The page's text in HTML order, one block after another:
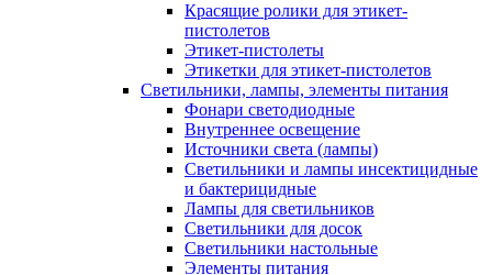
Красящие ролики для этикет-
пистолетов
Этикет-пистолеты
Этикетки для этикет-пистолетов
Светильники, лампы, элементы питания
Фонари светодиодные
Внутреннее освещение
Источники света (лампы)
Светильники и лампы инсектицидные
и бактерицидные
Лампы для светильников
Светильники для досок
Светильники настольные
Элементы питания